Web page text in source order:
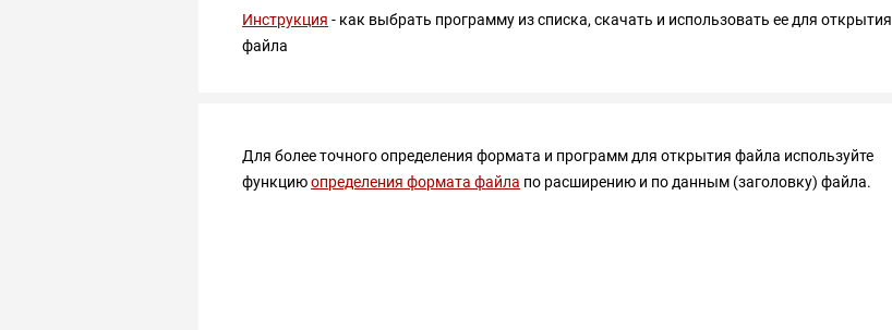
Инструкция - как выбрать программу из списка, скачать и использовать ее для открытия
файла
Для более точного определения формата и программ для открытия файла используйте
функциюопределения формата файла по расширению и по данным (заголовку) файла.